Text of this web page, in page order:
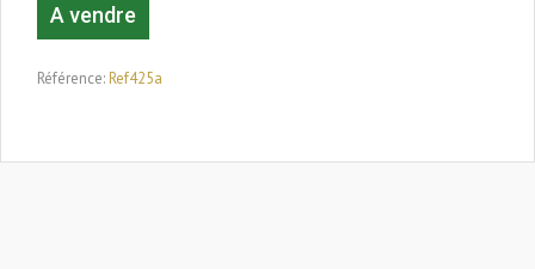
A vendre
Référence:Ref425a